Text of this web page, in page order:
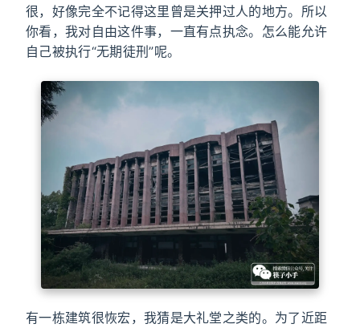
很，好像完全不记得这里曾是关押过人的地方。所以
你看，我对自由这件事，一直有点执念。怎么能允许
自己被执行“无期徒刑”呢。
有一栋建筑很恢宏，我猜是大礼堂之类的。为了近距